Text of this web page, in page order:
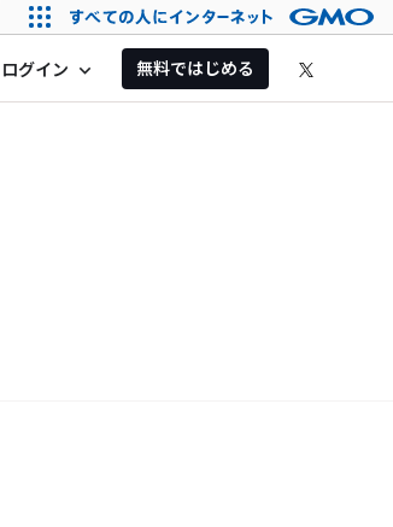
ログイン expand_more 無料ではじめる